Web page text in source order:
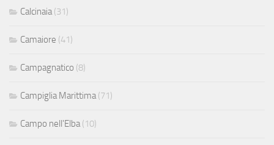
Calcinaia (31)
Camaiore (41)
Campagnatico (8)
Campiglia Marittima (71)
Campo nell'Elba (10)